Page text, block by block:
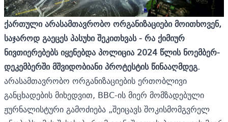
ქართული არასამთავრობო ორგანიზაციები მოითხოვენ,
საჯაროდ გაეცეს პასუხი შეკითხვას - რა ქიმიურ
ნივთიერებებს იყენებდა პოლიცია 2024 წლის ნოემბერ-
დეკემბერში მშვიდობიანი პროტესტის წინააღმდეგ.
არასამთავრობო ორგანიზაციების ერთობლივი
განცხადების მიხედვით, BBC-ის მიერ მომზადებული
ჟურნალისტური გამოძიება „შეიცავს შოკისმომგვრელ